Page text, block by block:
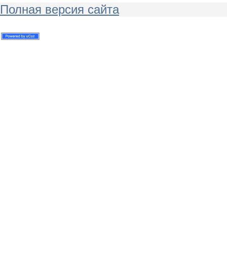
Полная версия сайта